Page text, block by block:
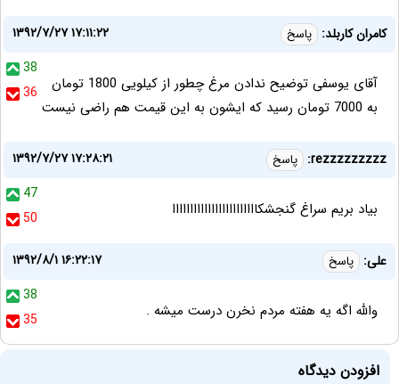
کامران کاربلد: پاسخ
۱۳۹۲/۷/۲۷ ۱۷:۱۱:۲۲
38
36
آقای یوسفی توضیح ندادن مرغ چطور از کیلویی 1800 تومان
به 7000 تومان رسید که ایشون به این قیمت هم راضی نیست
rezzzzzzzzz: پاسخ
۱۳۹۲/۷/۲۷ ۱۷:۲۸:۲۱
47
50
بیاد بریم سراغ گنجشکاااااااااااااااااااااااا
علی: پاسخ
۱۳۹۲/۸/۱ ۱۶:۲۲:۱۷
38
35
والله اگه یه هفته مردم نخرن درست میشه .
افزودن دیدگاه